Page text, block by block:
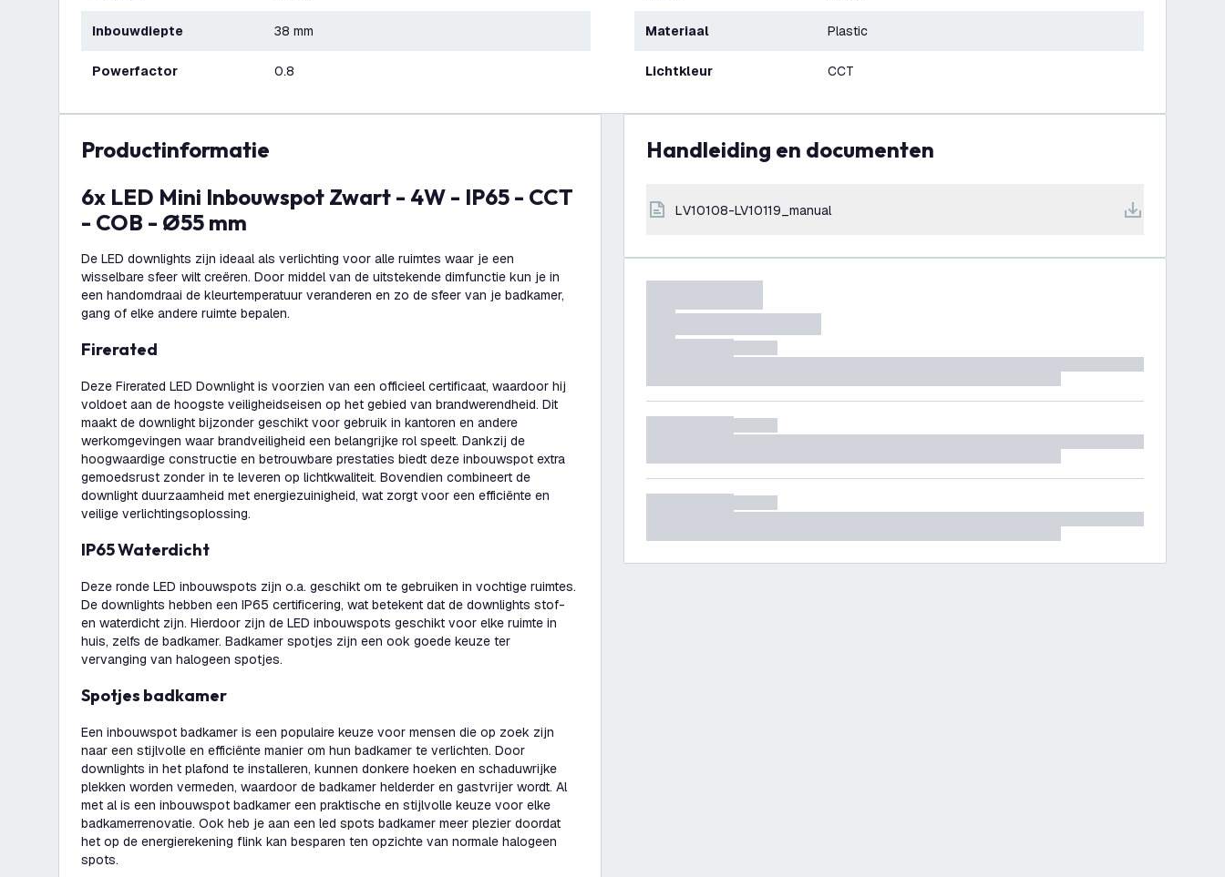
Inbouwdiepte 38 mm
Powerfactor 0.8
Materiaal Plastic
Lichtkleur CCT
productinformatie
6x LED Mini Inbouwspot Zwart - 4W - IP65 - CCT
- COB - Ø55 mm
De LED downlights zijn ideaal als verlichting voor alle ruimtes waar je een
wisselbare sfeer wilt creëren. Door middel van de uitstekende dimfunctie kun je in
een handomdraai de kleurtemperatuur veranderen en zo de sfeer van je badkamer,
gang of elke andere ruimte bepalen.
Firerated
Deze Firerated LED Downlight is voorzien van een officieel certificaat, waardoor hij
voldoet aan de hoogste veiligheidseisen op het gebied van brandwerendheid. Dit
maakt de downlight bijzonder geschikt voor gebruik in kantoren en andere
werkomgevingen waar brandveiligheid een belangrijke rol speelt. Dankzij de
hoogwaardige constructie en betrouwbare prestaties biedt deze inbouwspot extra
gemoedsrust zonder in te leveren op lichtkwaliteit. Bovendien combineert de
downlight duurzaamheid met energiezuinigheid, wat zorgt voor een efficiënte en
veilige verlichtingsoplossing.
IP65 Waterdicht
Deze ronde LED inbouwspots zijn o.a. geschikt om te gebruiken in vochtige ruimtes.
De downlights hebben een IP65 certificering, wat betekent dat de downlights stof-
en waterdicht zijn. Hierdoor zijn de LED inbouwspots geschikt voor elke ruimte in
huis, zelfs de badkamer. Badkamer spotjes zijn een ook goede keuze ter
vervanging van halogeen spotjes.
Spotjes badkamer
Een inbouwspot badkamer is een populaire keuze voor mensen die op zoek zijn
naar een stijlvolle en efficiënte manier om hun badkamer te verlichten. Door
downlights in het plafond te installeren, kunnen donkere hoeken en schaduwrijke
plekken worden vermeden, waardoor de badkamer helderder en gastvrijer wordt. Al
met al is een inbouwspot badkamer een praktische en stijlvolle keuze voor elke
badkamerrenovatie. Ook heb je aan een led spots badkamer meer plezier doordat
het op de energierekening flink kan besparen ten opzichte van normale halogeen
spots.
Handleiding en documenten
LV10108-LV10119_manual